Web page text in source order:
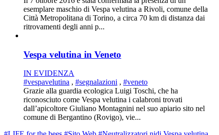
esemplare maschio di Vespa velutina a Rivoli, comune della
Città Metropolitana di Torino, a circa 70 km di distanza dai
ritrovamenti degli anni p...
Vespa velutina in Veneto
IN EVIDENZA
#vespavelutina , #segnalazioni , #veneto
Grazie alla guardia ecologica Luigi Toschi, che ha
riconosciuto come Vespa velutina i calabroni trovati
dall’apicoltore Giuliano Montagnini nel suo apiario sito nel
comune di Bergantino (Rovigo), vie...